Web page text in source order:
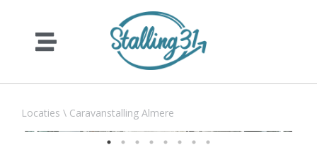
Locaties \ Caravanstalling Almere